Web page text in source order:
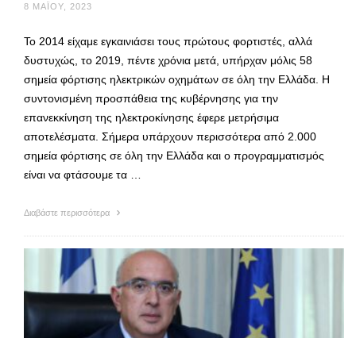
8 ΜΑΪ́ΟΥ, 2023
Το 2014 είχαμε εγκαινιάσει τους πρώτους φορτιστές, αλλά
δυστυχώς, το 2019, πέντε χρόνια μετά, υπήρχαν μόλις 58
σημεία φόρτισης ηλεκτρικών οχημάτων σε όλη την Ελλάδα. Η
συντονισμένη προσπάθεια της κυβέρνησης για την
επανεκκίνηση της ηλεκτροκίνησης έφερε μετρήσιμα
αποτελέσματα. Σήμερα υπάρχουν περισσότερα από 2.000
σημεία φόρτισης σε όλη την Ελλάδα και ο προγραμματισμός
είναι να φτάσουμε τα …
Διαβάστε περισσότερα